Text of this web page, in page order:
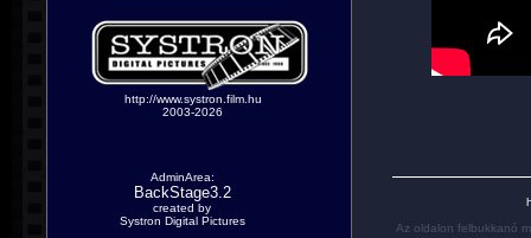
Az oldalon felbukkanó
http://www.systron.film.hu
2003-2026
AdminArea:
BackStage3.2
created by
Systron Digital Pictures